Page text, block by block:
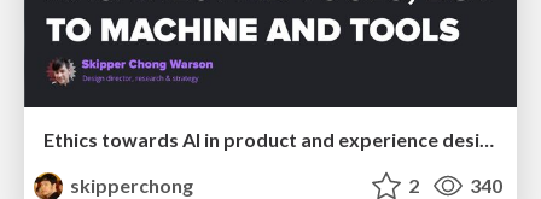
Ethics towards AI in product and experience design
skipperchong
2 340